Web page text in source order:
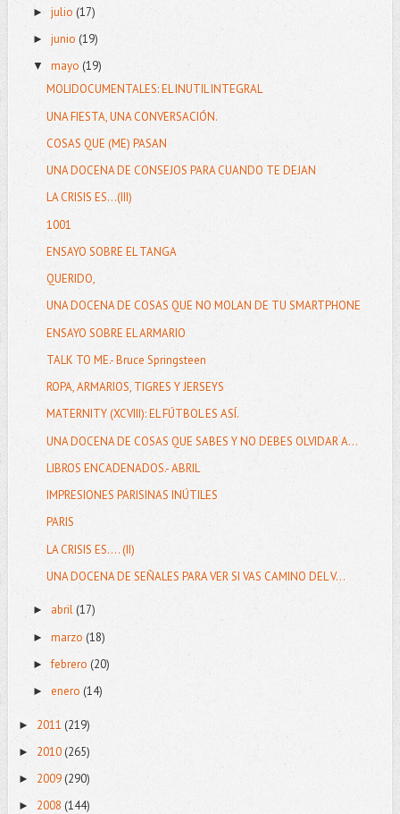
► julio (17)
► junio (19)
▼ mayo(19)
MOLIDOCUMENTALES: EL INUTIL INTEGRAL
UNA FIESTA, UNA CONVERSACIÓN.
COSAS QUE (ME) PASAN
UNA DOCENA DE CONSEJOS PARA CUANDO TE DEJAN
LA CRISIS ES...(III)
1001
ENSAYO SOBRE EL TANGA
QUERIDO,
UNA DOCENA DE COSAS QUE NO MOLAN DE TU SMARTPHONE
ENSAYO SOBRE EL ARMARIO
TALK TO ME.- Bruce Springsteen
ROPA, ARMARIOS, TIGRES Y JERSEYS
MATERNITY (XCVIII): EL FÚTBOL ES ASÍ.
UNA DOCENA DE COSAS QUE SABES Y NO DEBES OLVIDAR A...
LIBROS ENCADENADOS.- ABRIL
IMPRESIONES PARISINAS INÚTILES
PARIS
LA CRISIS ES.... (II)
UNA DOCENA DE SEÑALES PARA VER SI VAS CAMINO DEL V...
► abril(17)
► marzo (18)
►febrero (20)
► enero (14)
► 2011 (219)
► 2010 (265)
► 2009(290)
► 2008 (144)